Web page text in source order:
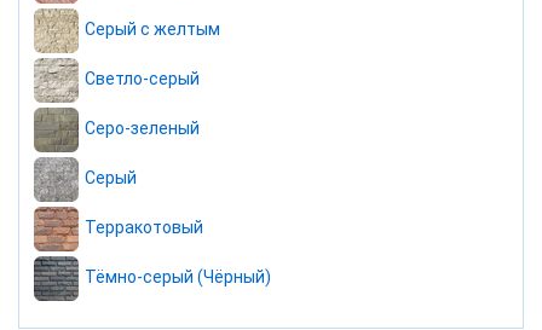
Серый с желтым
Светло-серый
Серо-зеленый
Серый
Терракотовый
Тёмно-серый (Чёрный)